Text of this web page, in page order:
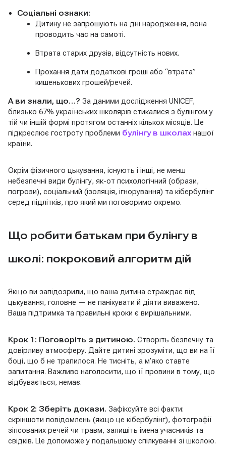
Соціальні ознаки:
Дитину не запрошують на дні народження, вона
проводить час на самоті.
Втрата старих друзів, відсутність нових.
Прохання дати додаткові гроші або “втрата”
кишенькових грошей/речей.
А ви знали, що…? За даними дослідження UNICEF,
близько 67% українських школярів стикалися з булінгом у
тій чи іншій формі протягом останніх кількох місяців. Це
підкреслює гостроту проблеми булінгу в школах нашої
країни.
Окрім фізичного цькування, існують і інші, не менш
небезпечні види булінгу, як-от психологічний (образи,
погрози), соціальний (ізоляція, ігнорування) та кібербулінг
серед підлітків, про який ми поговоримо окремо.
Що робити батькам при булінгу в
школі: покроковий алгоритм дій
Якщо ви запідозрили, що ваша дитина страждає від
цькування, головне — не панікувати й діяти виважено.
Ваша підтримка та правильні кроки є вирішальними.
Крок 1: Поговоріть з дитиною. Створіть безпечну та
довірливу атмосферу. Дайте дитині зрозуміти, що ви на її
боці, що б не трапилося. Не тисніть, а м’яко ставте
запитання. Важливо наголосити, що її провини в тому, що
відбувається, немає.
Крок 2: Зберіть докази. Зафіксуйте всі факти:
скріншоти повідомлень (якщо це кібербулінг), фотографії
зіпсованих речей чи травм, запишіть імена учасників та
свідків. Це допоможе у подальшому спілкуванні зі школою.